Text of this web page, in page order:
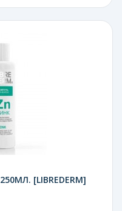
[LIBREDERM]